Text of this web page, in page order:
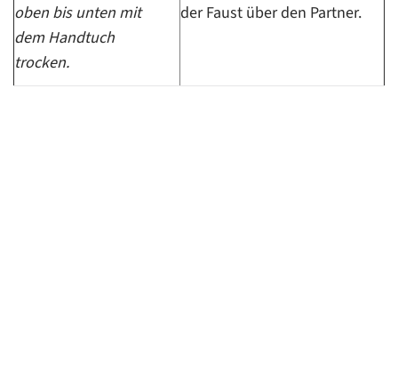
oben bis unten mit
dem Handtuch
trocken.
der Faust über den Partner.